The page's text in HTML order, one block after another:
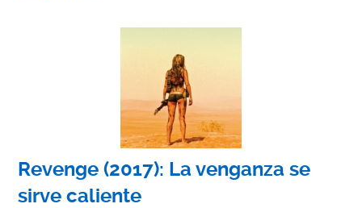
Revenge (2017): La venganza se
sirve caliente